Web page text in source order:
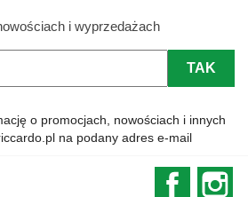
i wyprzedażach
o promocjach, nowościach i innych
na podany adres e-mail